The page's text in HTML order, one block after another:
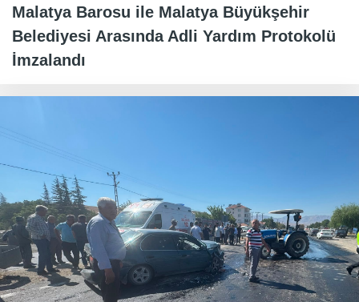
Malatya Barosu ile Malatya Büyükşehir
Belediyesi Arasında Adli Yardım Protokolü
İmzalandı